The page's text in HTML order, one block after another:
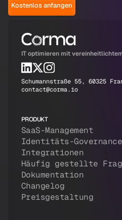
Kostenlos anfangen
IT optimieren mit
Schumannstraße 55, 60325
contact@corma.io
PRODUKT
SaaS-Management
Identitäts-Governance
Integrationen
Häufig gestellte
Dokumentation
Changelog
Preisgestaltung